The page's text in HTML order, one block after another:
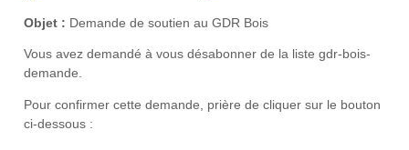
Objet : Demande de soutien au GDR Bois
Vous avez demandé à vous désabonner de la liste gdr-bois-
demande.
Pour confirmer cette demande, prière de cliquer sur le bouton
ci-dessous :